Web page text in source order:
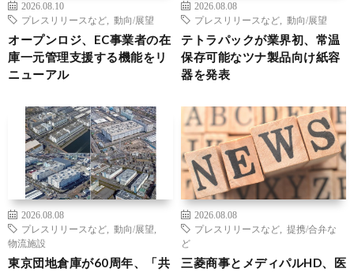
2026.08.10
プレスリリースなど
動向/展望
オープンロジ、EC事業者の在
庫一元管理支援する機能をリ
ニューアル
2026.08.08
プレスリリースなど
動向/展望
テトラパックが業界初、常温
保存可能なツナ製品向け紙容
器を発表
2026.08.08
プレスリリースなど
動向/展望
物流施設
東京団地倉庫が60周年、「共
2026.08.08
プレスリリースなど
提携/合弁な
ど
三菱商事とメディパルHD、医